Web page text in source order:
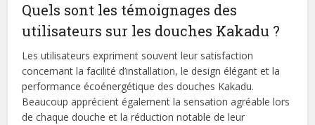
Quels sont les témoignages des
utilisateurs sur les douches Kakadu ?
Les utilisateurs expriment souvent leur satisfaction
concernant la facilité d’installation, le design élégant et la
performance écoénergétique des douches Kakadu.
Beaucoup apprécient également la sensation agréable lors
de chaque douche et la réduction notable de leur